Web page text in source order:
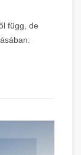
függ, de